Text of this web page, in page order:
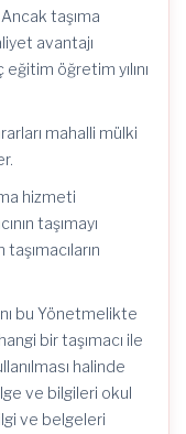
taşıma
avantajı
öğretim yılını
mahalli mülki
hizmeti
taşımayı
bu Yönetmelikte
bir taşımacı ile
halinde
ve bilgileri okul
ve belgeleri